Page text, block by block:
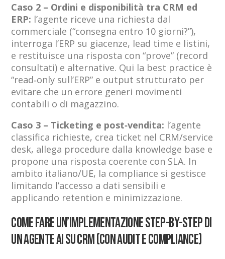
Caso 2 – Ordini e disponibilità tra CRM ed
ERP: l’agente riceve una richiesta dal
commerciale (“consegna entro 10 giorni?”),
interroga l’ERP su giacenze, lead time e listini,
e restituisce una risposta con “prove” (record
consultati) e alternative. Qui la best practice è
“read‑only sull’ERP” e output strutturato per
evitare che un errore generi movimenti
contabili o di magazzino.
Caso 3 – Ticketing e post‑vendita: l’agente
classifica richieste, crea ticket nel CRM/service
desk, allega procedure dalla knowledge base e
propone una risposta coerente con SLA. In
ambito italiano/UE, la compliance si gestisce
limitando l’accesso a dati sensibili e
applicando retention e minimizzazione.
Come fare un’implementazione step-by-step di
un agente AI su CRM (con audit e compliance)